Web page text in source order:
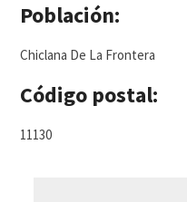
Población:
Chiclana De La Frontera
Código postal:
11130